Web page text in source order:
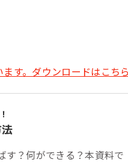
す？何ができる？本資料で